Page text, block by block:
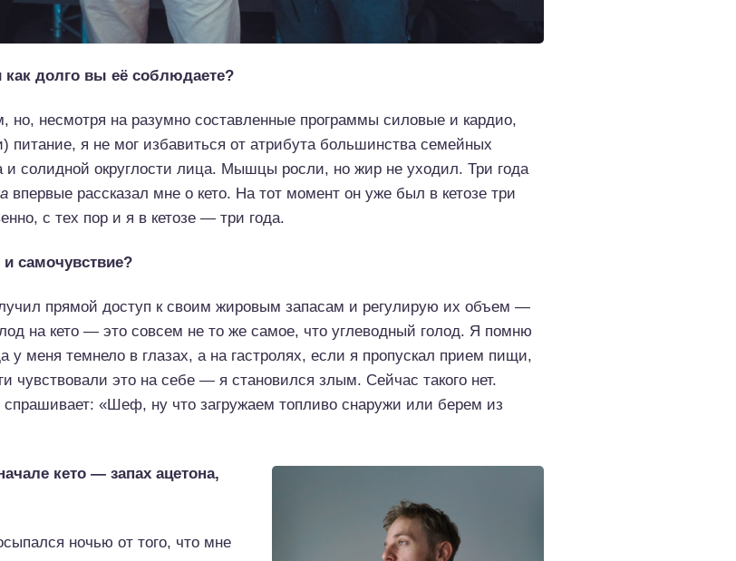
как долго вы её соблюдаете?
но, несмотря на разумно составленные программы силовые и кардио,
я не мог избавиться от атрибута большинства семейных
и солидной округлости лица. Мышцы росли, но жир не уходил. Три года
впервые рассказал мне о кето. На тот момент он уже был в кетозе три
с тех пор и я в кетозе — три года.
самочувствие?
прямой доступ к своим жировым запасам и регулирую их объем —
на кето — это совсем не то же самое, что углеводный голод. Я помню
у меня темнело в глазах, а на гастролях, если я пропускал прием пищи,
чувствовали это на себе — я становился злым. Сейчас такого нет.
спрашивает: «Шеф, ну что загружаем топливо снаружи или берем из
кето — запах ацетона,
ночью от того, что мне